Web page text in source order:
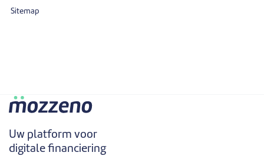
Sitemap
Uw platform voor
digitale financiering